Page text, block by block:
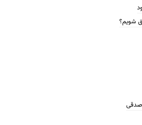
شویم؟
صدقی